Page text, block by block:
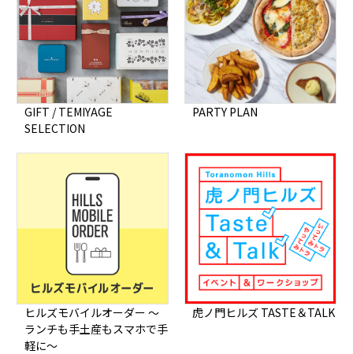
GIFT / TEMIYAGE
SELECTION
PARTY PLAN
ヒルズモバイルオーダー ～
ランチも手土産もスマホで手
軽に～
虎ノ門ヒルズ TASTE＆TALK